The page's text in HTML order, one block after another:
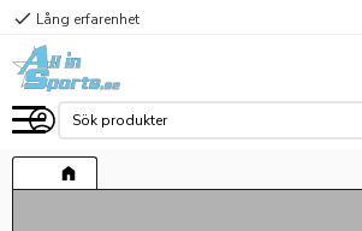
Meny
check Lång erfarenhet